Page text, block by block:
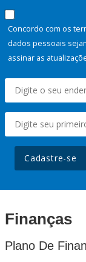
Concordo com os
dados pessoais
assinar as
Cadastre-se
Finanças
Plano De